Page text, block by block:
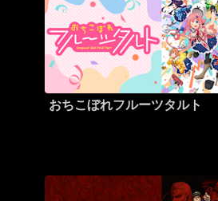
おちこぼれフルーツタルト